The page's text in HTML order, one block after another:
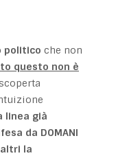
politico che non
questo non è
linea già
da DOMANI
la